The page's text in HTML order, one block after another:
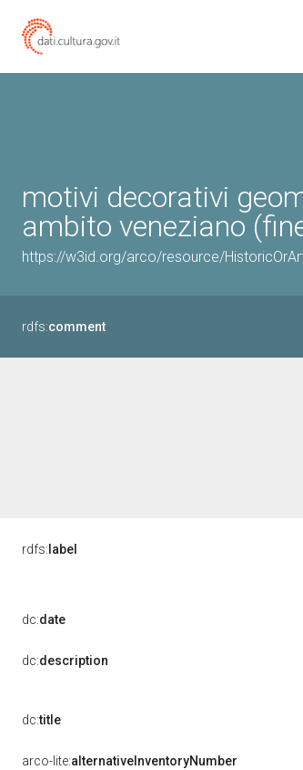
motivi decorativi
ambito veneziano
https://w3id.org/arco/resource/
rdfs:comment
rdfs: label
dc:date
dc:description
dc:title
arco-lite:alternativeInventoryNumber